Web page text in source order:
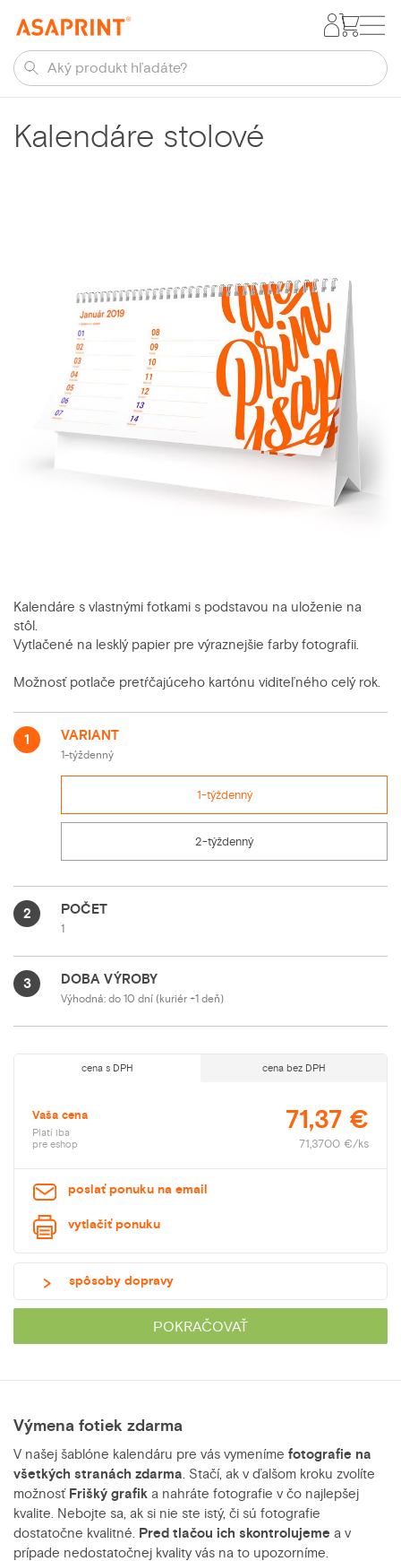
Kalendáre stolové
Kalendáre s vlastnými fotkami s podstavou na uloženie na
stôl.
Vytlačené na lesklý papier pre výraznejšie farby fotografii.
Možnosť potlače pretŕčajúceho kartónu viditeľného celý rok.
1 VARIANT
1-týždenný
1-týždenný
2-týždenný
2 POČET
1
3 DOBA VÝROBY
Výhodná: do 10 dní (kuriér +1 deň)
cena s DPH cena bez DPH
Vaša cena 71,37 €
Platí iba
pre eshop
71,3700 €/ks
poslať ponuku na email
vytlačiť ponuku
spôsoby dopravy
POKRAČOVAŤ
Výmena fotiek zdarma
V našej šablóne kalendáru pre vás vymeníme fotografie na
všetkých stranách zdarma. Stačí, ak v ďalšom kroku zvolíte
možnosť Frišký grafik a nahráte fotografie v čo najlepšej
kvalite. Nebojte sa, ak si nie ste istý, či sú fotografie
dostatočne kvalitné. Pred tlačou ich skontrolujeme a v
prípade nedostatočnej kvality vás na to upozorníme.